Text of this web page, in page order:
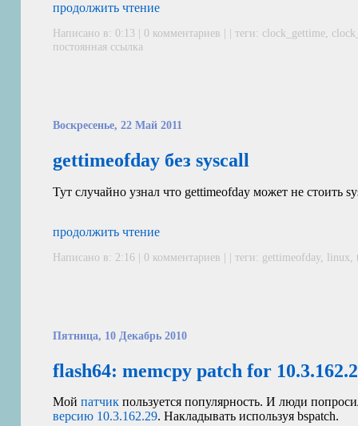
продолжить чтение
Написано в: 0:13 | 0 комментариев | | теги: clock_gettime,
постоянная ссылка
Воскресенье, 22 Май 2011
gettimeofday без syscall
Тут случайно узнал что gettimeofday может не стоить
продолжить чтение
Написано в: 2:16 | 0 комментариев | | теги: gettimeofday, linux,
Пятница, 10 Декабрь 2010
flash64: memcpy patch for
Мойпатчик пользуется популярность. И люди
версию 10.3.162.29. Накладывать используя bspatch.